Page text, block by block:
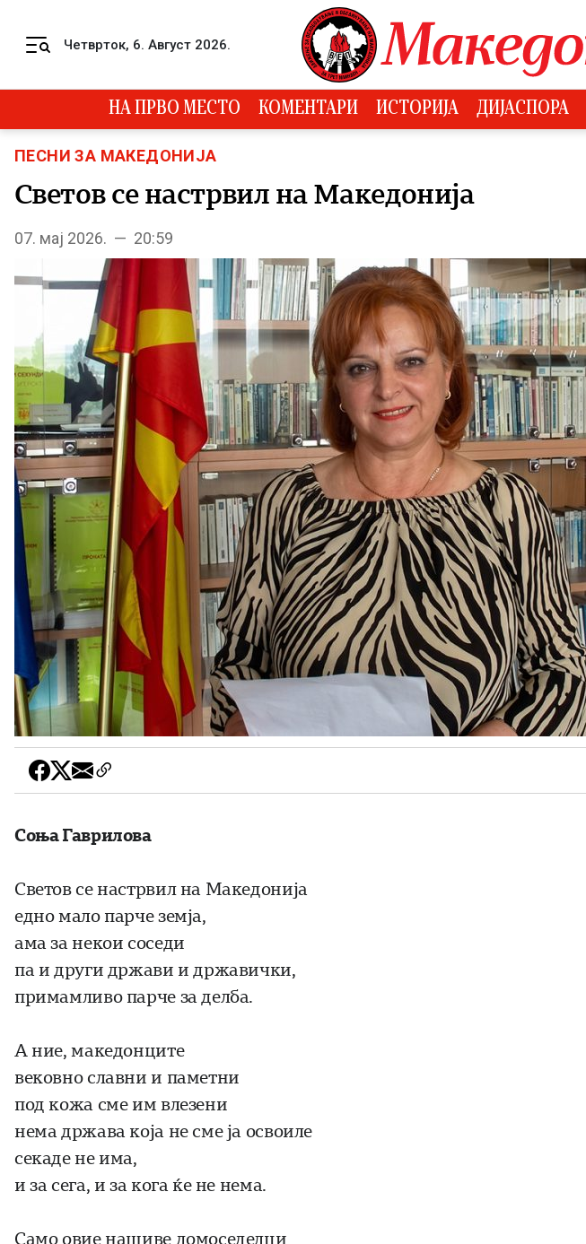
Четврток, 6. Август 2026.
НА ПРВО МЕСТО КОМЕНТАРИ ИСТОРИЈА ДИЈАСПОРА
ПЕСНИ ЗА МАКЕДОНИЈА
Светов се настрвил на Македонија
07. мај 2026. — 20:59
Соња Гаврилова
Светов се настрвил на Македонија
едно мало парче земја,
ама за некои соседи
па и други држави и државички,
примамливо парче за делба.
А ние, македонците
вековно славни и паметни
под кожа сме им влезени
нема држава која не сме ја освоиле
секаде не има,
и за сега, и за кога ќе не нема.
Само овие нашиве домоседелци